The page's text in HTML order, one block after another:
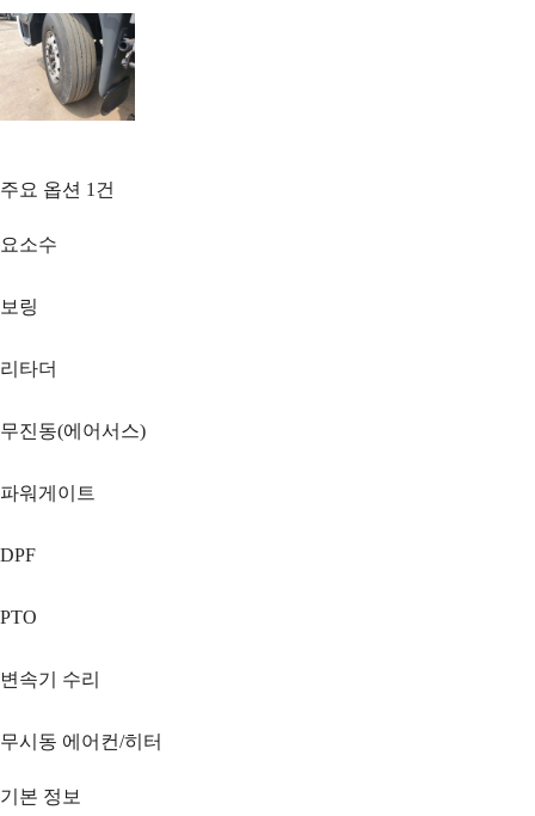
주요 옵션 1 건
요소수
보링
리타더
무진동(에어서스)
파워게이트
DPF
PTO
변속기 수리
무시동 에어컨/히터
기본 정보